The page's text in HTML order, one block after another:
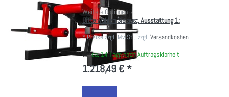
Weitere Optionen:
Bitte wählen Sie aus:, Ausstattung 1:
*Preise zzgl. MwSt., zzgl. Versandkosten
ca. 14 Tage nach Auftragsklarheit
1.218,49 € *